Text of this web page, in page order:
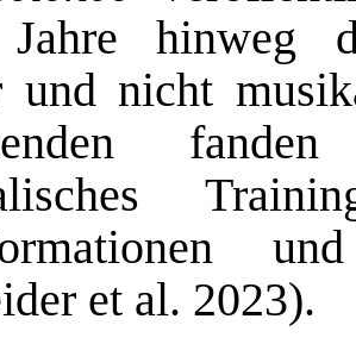
hinweg
und nicht
et al. 2023).